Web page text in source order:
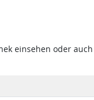
einsehen oder auch